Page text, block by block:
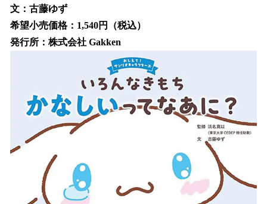
文：古藤ゆず
希望小売価格：1,540円（税込）
発行所：株式会社 Gakken